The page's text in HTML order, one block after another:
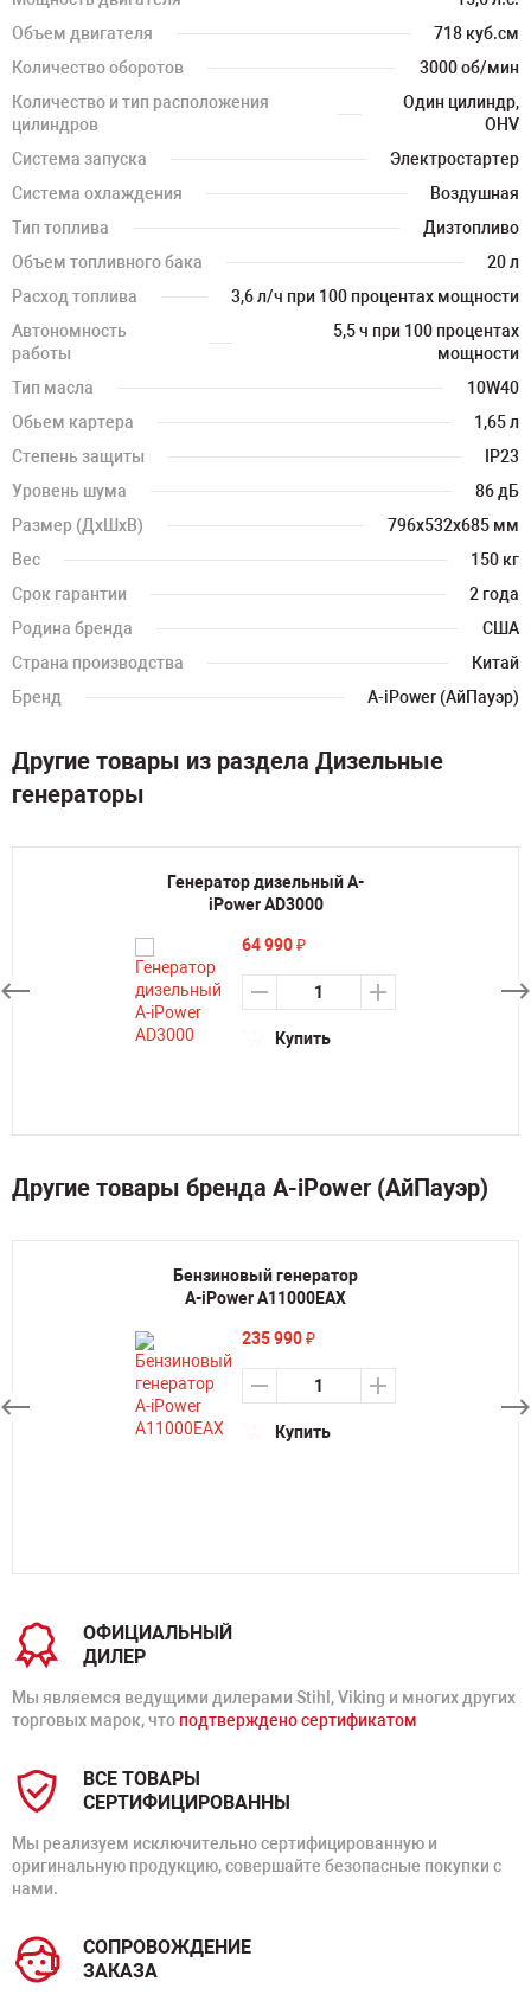
Объем двигателя
718 куб.см
Количество оборотов
3000 об/мин
Количество и тип расположения
цилиндров
Один цилиндр,
OHV
Система запуска
Электростартер
Система охлаждения
Воздушная
Тип топлива
Дизтопливо
Объем топливного бака
20 л
Расход топлива
3,6 л/ч при 100 процентах мощности
Автономность
работы
5,5 ч при 100 процентах
мощности
Тип масла
10W40
Обьем картера
1,65 л
Степень защиты
IP23
Уровень шума
86 дБ
Размер (ДхШхВ)
796х532х685 мм
Вес
150 кг
Срок гарантии
2 года
Родина бренда
США
Страна производства
Китай
Бренд
A-iPower (АйПауэр)
Другие товары из раздела Дизельные
генераторы
Генератор дизельный A-
iPower AD3000
64 990₽
Купить
Другие товары бренда A-iPower (АйПауэр)
Бензиновый генератор
A-iPower A11000EAX
235 990₽
Купить
ОФИЦИАЛЬНЫЙ
ДИЛЕР
Мы являемся ведущими дилерами Stihl, Viking и многих других
торговых марок, что подтверждено сертификатом
ВСЕ ТОВАРЫ
СЕРТИФИЦИРОВАННЫ
Мы реализуем исключительно сертифицированную и
оригинальную продукцию, совершайте безопасные покупки с
нами.
СОПРОВОЖДЕНИЕ
ЗАКАЗА